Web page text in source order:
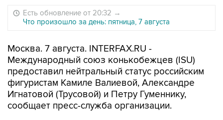
Есть обновление от 20:32 →
Что произошло за день: пятница, 7 августа
Москва. 7 августа. INTERFAX.RU -
Международный союз конькобежцев (ISU)
предоставил нейтральный статус российским
фигуристам Камиле Валиевой, Александре
Игнатовой (Трусовой) и Петру Гуменнику,
сообщает пресс-служба организации.